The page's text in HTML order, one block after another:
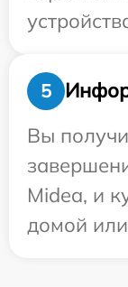
5
Вы
Midea, и
домой